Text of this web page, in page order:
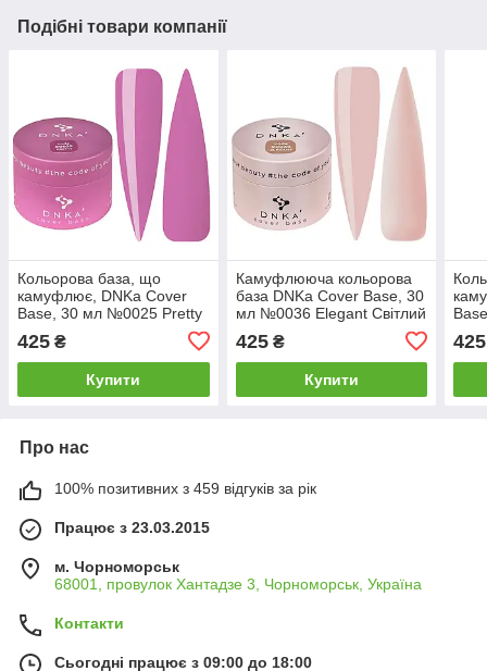
Подібні товари компанії
Кольорова база, що
камуфлює, DNKa Cover
Base, 30 мл №0025 Pretty
425 ₴
Купити
Камуфлююча кольорова
база DNKa Cover Base, 30
мл №0036 Elegant Світлий
425₴
Купити
425
Про нас
100% позитивних з 459 відгуків за рік
Працює з 23.03.2015
м. Чорноморськ
68001, провулок Хантадзе 3, Чорноморськ, Україна
Контакти
Сьогодні працює з 09:00 до 18:00